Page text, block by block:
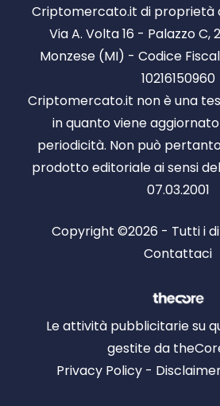
Criptomercato.it di proprietà di
Via A. Volta 16 - Palazzo C,
Monzese (MI) - Codice
10216150960
Criptomercato.it non è una
in quanto viene
periodicità. Non può
prodotto editoriale ai sensi
07.03.2001
Copyright ©2026 - Tutti i
Contattaci
Le attività pubblicitarie su
gestite da
Privacy Policy -